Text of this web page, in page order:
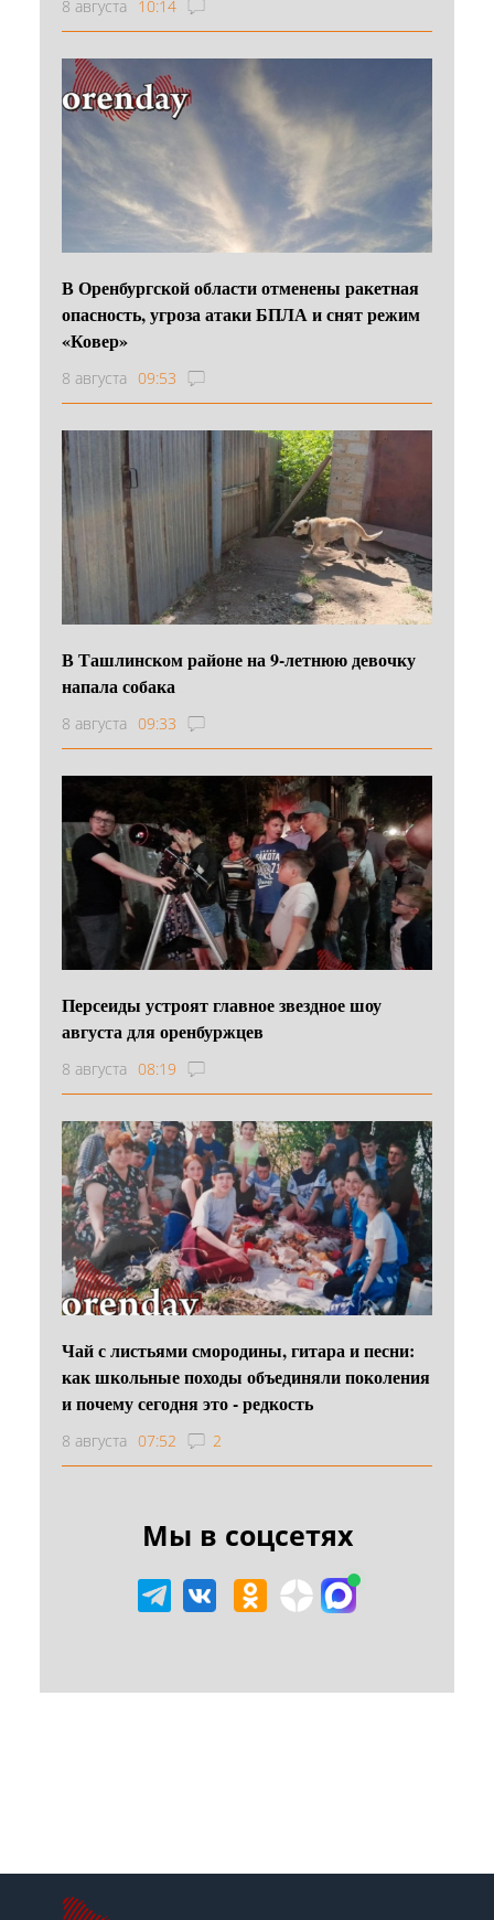
8 августа 10:14
В Оренбургской области отменены ракетная
опасность, угроза атаки БПЛА и снят режим
«Ковер»
8 августа 09:53
В Ташлинском районе на 9-летнюю девочку
напала собака
8 августа 09:33
Персеиды устроят главное звездное шоу
августа для оренбуржцев
8 августа 08:19
Чай с листьями смородины, гитара и песни:
как школьные походы объединяли поколения
и почему сегодня это - редкость
8 августа 07:52 2
Мы в соцсетях